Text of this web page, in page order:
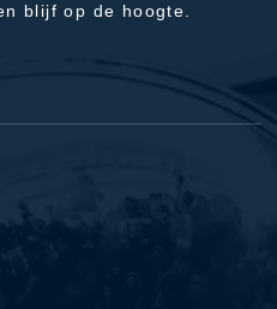
blijf op de hoogte.